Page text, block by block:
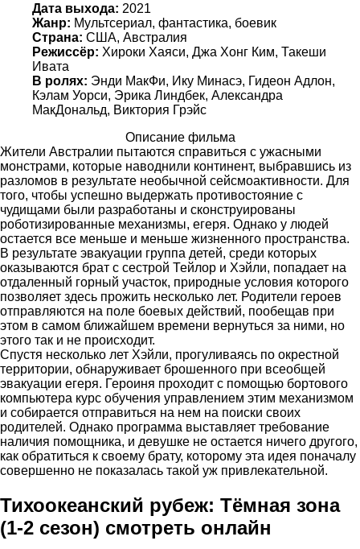
Дата выхода: 2021
Жанр: Мультсериал, фантастика, боевик
Страна: США, Австралия
Режиссёр: Хироки Хаяси, Джа Хонг Ким, Такеши
Ивата
В ролях: Энди МакФи, Ику Минасэ, Гидеон Адлон,
Кэлам Уорси, Эрика Линдбек, Александра
МакДональд, Виктория Грэйс
Описание фильма
Жители Австралии пытаются справиться с ужасными
монстрами, которые наводнили континент, выбравшись из
разломов в результате необычной сейсмоактивности. Для
того, чтобы успешно выдержать противостояние с
чудищами были разработаны и сконструированы
роботизированные механизмы, егеря. Однако у людей
остается все меньше и меньше жизненного пространства.
В результате эвакуации группа детей, среди которых
оказываются брат с сестрой Тейлор и Хэйли, попадает на
отдаленный горный участок, природные условия которого
позволяет здесь прожить несколько лет. Родители героев
отправляются на поле боевых действий, пообещав при
этом в самом ближайшем времени вернуться за ними, но
этого так и не происходит.
Спустя несколько лет Хэйли, прогуливаясь по окрестной
территории, обнаруживает брошенного при всеобщей
эвакуации егеря. Героиня проходит с помощью бортового
компьютера курс обучения управлением этим механизмом
и собирается отправиться на нем на поиски своих
родителей. Однако программа выставляет требование
наличия помощника, и девушке не остается ничего другого,
как обратиться к своему брату, которому эта идея поначалу
совершенно не показалась такой уж привлекательной.
Тихоокеанский рубеж: Тёмная зона
(1-2 сезон) смотреть онлайн